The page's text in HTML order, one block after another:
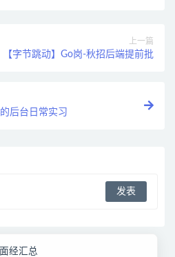
上一篇
【字节跳动】Go岗-秋招后端提前批
后台日常实习
经汇总